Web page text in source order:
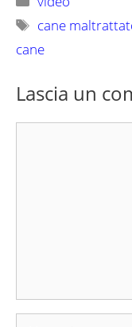
Tag
cane
cane
Lascia un
Nome